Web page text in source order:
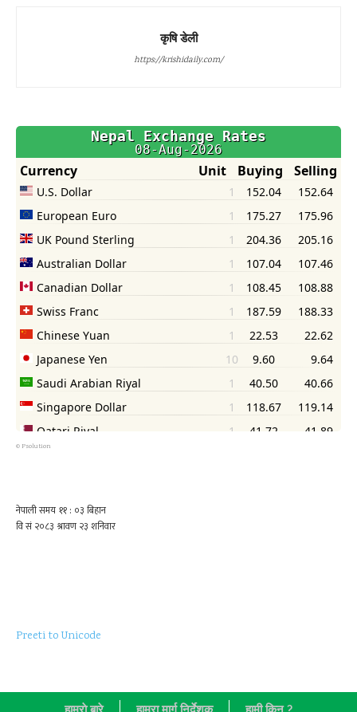
कृषि डेली
https://krishidaily.com/
© Psolution
Preeti to Unicode